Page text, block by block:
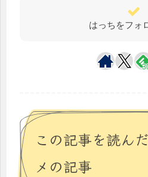
はっちをフォ
この記事を読ん
メの記事